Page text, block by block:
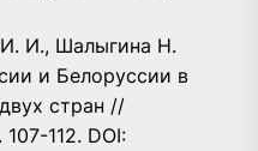
И., Шалыгина Н.
и Белоруссии в
стран //
112. DOI: